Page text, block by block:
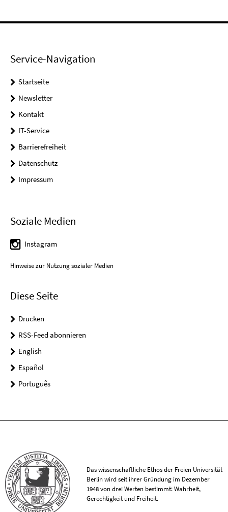
Service-Navigation
Startseite
Newsletter
Kontakt
IT-Service
Barrierefreiheit
Datenschutz
Impressum
Soziale Medien
Instagram
Hinweise zur Nutzung sozialer Medien
Diese Seite
Drucken
RSS-Feed abonnieren
English
Español
Português
Das wissenschaftliche Ethos der Freien Universität
Berlin wird seit ihrer Gründung im Dezember
1948 von drei Werten bestimmt: Wahrheit,
Gerechtigkeit und Freiheit.